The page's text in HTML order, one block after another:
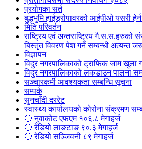
प्रयोगका सर्त
बुद्धभुमि हाईड्रोपावरको आईपीओ यसरी
मिति परिवर्तन
राष्ट्रिय एवं अन्तराष्ट्रिय गै.स.स.हरुको
बिस्तृत विवरण पेश गर्ने सम्बन्धी अत्यन्त
विज्ञापन
विदुर नगरपालिकाको ट्राफिक जाम खुला
विदुर नगरपालिकाको लकडाउन पालना
सञ्चारकर्मी आवश्यकता सम्बन्धि सूचना
सम्पर्क
सुनचाँदी दररेट
स्वास्थ्य कार्यालयको कोरोना संक्रमण
🔴 नुवाकोट एफएम १०६.८ मेगाहर्ज
🔴 रेडियो लाङटाङ ९०.३ मेगाहर्ज
🔴 रेडियो सञ्जिवनी ८९ मेगाहर्ज